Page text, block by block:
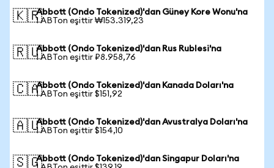
🇰🇷Abbott (Ondo Tokenized)'dan Güney Kore Wonu'na
1 ABTon eşittir ₩153.319,23
🇷🇺Abbott (Ondo Tokenized)'dan Rus Rublesi'na
1 ABTon eşittir ₽8.958,76
🇨🇦Abbott (Ondo Tokenized)'dan Kanada Doları'na
1 ABTon eşittir $151,92
🇦🇺Abbott (Ondo Tokenized)'dan Avustralya Doları'na
1 ABTon eşittir $154,10
🇸🇬Abbott (Ondo Tokenized)'dan Singapur Doları'na